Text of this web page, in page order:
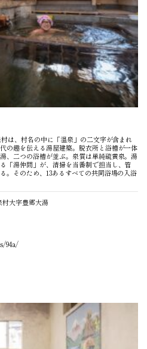
は、村名の中に「温泉」の二文字が含まれ
の趣を伝える湯屋建築。脱衣所と浴槽が一体
、二つの浴槽が並ぶ。泉質は単純硫黄泉。湯
「湯仲間」が、清掃を当番制で担当し、管
。そのため、13あるすべての共同浴場の入浴
大字豊郷大湯
94a/